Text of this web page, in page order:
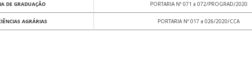
DE GRADUAÇÃO PORTARIA Nº 071 a 072/PROGRAD/2020
AGRÁRIAS PORTARIA Nº 017 a 026/2020/CCA